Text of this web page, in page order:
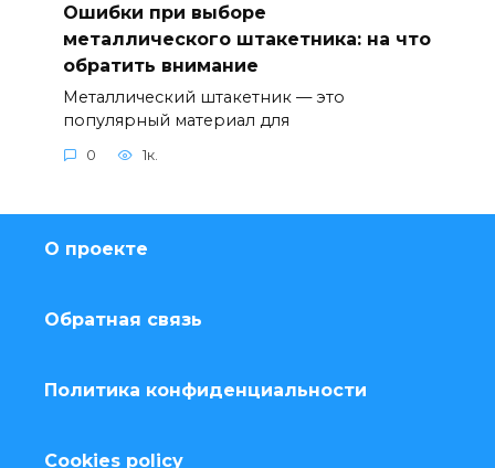
Ошибки при выборе
металлического штакетника: на что
обратить внимание
Металлический штакетник — это
популярный материал для
0 1к.
О проекте
Обратная связь
Политика конфиденциальности
Cookies policy